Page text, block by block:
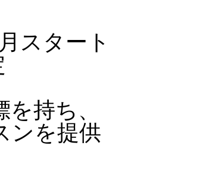
スタート
持ち、
ンを提供